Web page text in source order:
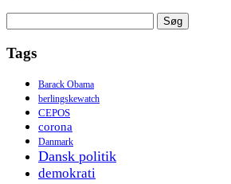
efter:
Tags
Barack Obama
berlingskewatch
CEPOS
corona
Danmark
Dansk politik
demokrati